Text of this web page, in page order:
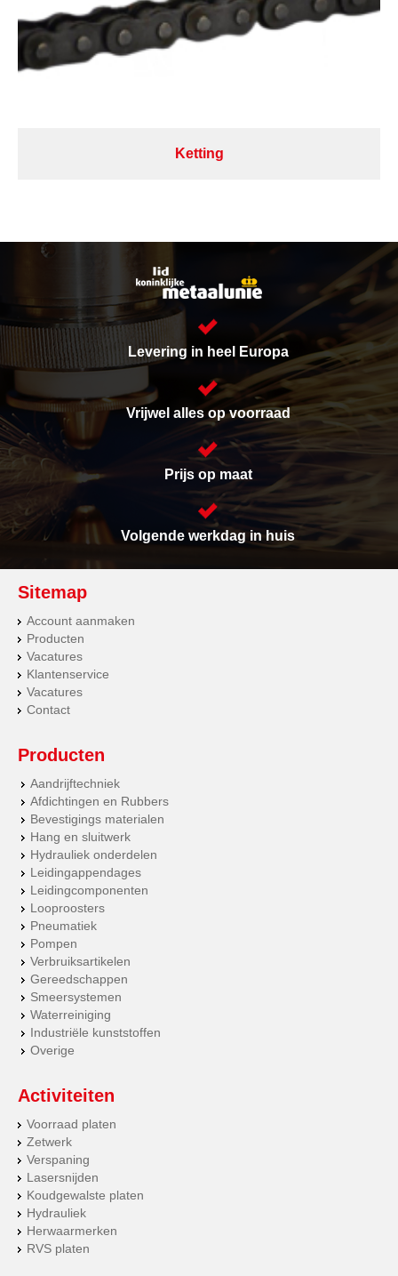
Ketting
Levering in heel Europa
Vrijwel alles op voorraad
Prijs op maat
Volgende werkdag in huis
Sitemap
Account aanmaken
Producten
Vacatures
Klantenservice
Vacatures
Contact
Producten
Aandrijftechniek
Afdichtingen en Rubbers
Bevestigings materialen
Hang en sluitwerk
Hydrauliek onderdelen
Leidingappendages
Leidingcomponenten
Looproosters
Pneumatiek
Pompen
Verbruiksartikelen
Gereedschappen
Smeersystemen
Waterreiniging
Industriële kunststoffen
Overige
Activiteiten
Voorraad platen
Zetwerk
Verspaning
Lasersnijden
Koudgewalste platen
Hydrauliek
Herwaarmerken
RVS platen